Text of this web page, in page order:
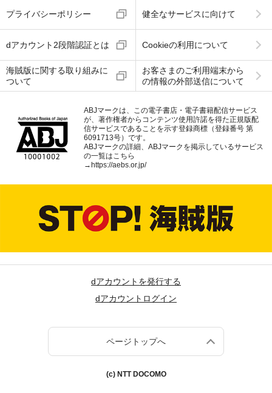
プライバシーポリシー 健全なサービスに向けて
dアカウント2段階認証とは Cookieの利用について
海賊版に関する取り組みに
ついて
お客さまのご利用端末から
の情報の外部送信について
ABJマークは、この電子書店・電子書籍配信サービス
が、著作権者からコンテンツ使用許諾を得た正規版配
信サービスであることを示す登録商標（登録番号 第
6091713号）です。
ABJマークの詳細、ABJマークを掲示しているサービス
の一覧はこちら
→ https://aebs.or.jp/
dアカウントを発行する
dアカウントログイン
ページトップへ
(c) NTT DOCOMO